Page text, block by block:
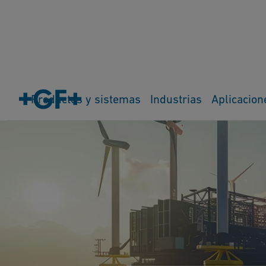
Productos y sistemas Industrias